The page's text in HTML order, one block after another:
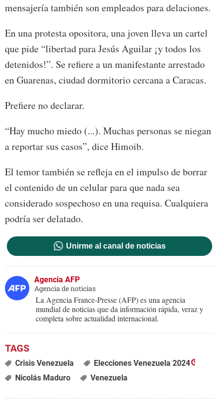
mensajería también son empleados para delaciones.
En una protesta opositora, una joven lleva un cartel
que pide “libertad para Jesús Aguilar ¡y todos los
detenidos!”. Se refiere a un manifestante arrestado
en Guarenas, ciudad dormitorio cercana a Caracas.
Prefiere no declarar.
“Hay mucho miedo (...). Muchas personas se niegan
a reportar sus casos”, dice Himoib.
El temor también se refleja en el impulso de borrar
el contenido de un celular para que nada sea
considerado sospechoso en una requisa. Cualquiera
podría ser delatado.
Unirme al canal de noticias
Agencia AFP
Agencia de noticias
La Agencia France-Presse (AFP) es una agencia
mundial de noticias que da información rápida, veraz y
completa sobre actualidad internacional.
Crisis Venezuela
Elecciones Venezuela 2024
Nicolás Maduro
Venezuela